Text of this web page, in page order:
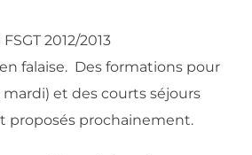
2012/2013
falaise. Des formations pour
et des courts séjours
proposés prochainement.